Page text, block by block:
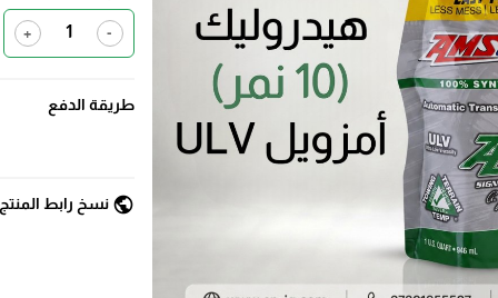
-
+
طريقة الدفع
public نسخ رابط المنتج